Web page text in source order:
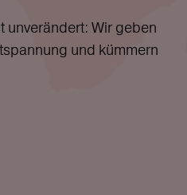
unverändert: Wir geben
und kümmern